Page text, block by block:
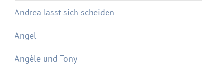
Andrea lässt sich scheiden
Angel
Angèle und Tony